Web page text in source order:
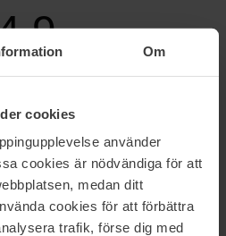
Om
cookies
använder
cookies är nödvändiga för att
medan ditt
cookies för att förbättra
trafik, förse dig med
14%